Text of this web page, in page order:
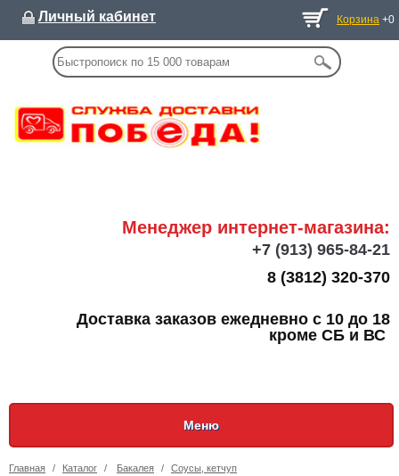
Личный кабинет Корзина +0
Менеджер интернет-магазина:
+7 (913) 965-84-21
8 (3812) 320-370
Доставка заказов ежедневно с 10 до 18
кроме СБ и ВС
Меню
Главная / Каталог / Бакалея / Соусы, кетчуп